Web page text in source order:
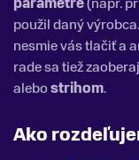
použil daný
nesmie vás tlačiť a
rade sa tiež
alebostrihom.
Ako